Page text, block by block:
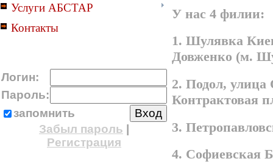
Услуги АБСТАР
Контакты
Логин:
Пароль:
запомнить
Забыл пароль
Регистрация
У нас 4 филии:
1. Шулявка
Довженко (м.
2. Подол,
Контрактовая
3.
4. Софиевская